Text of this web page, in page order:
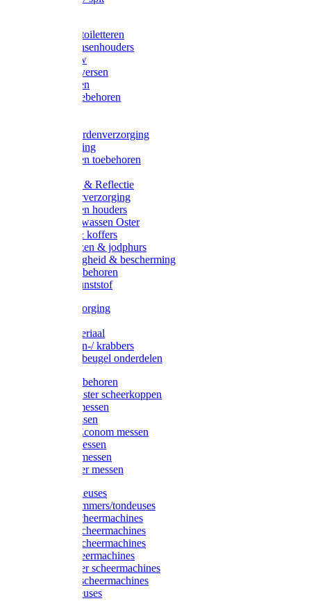
Poetsen & toiletteren
Zadel-/Trensenhouders
Halstertouw
Halsters diversen
Hoofdstellen
Zadel & toebehoren
Rapide paardenverzorging
Ruiter kleding
Hoofdstellen toebehoren
Verlichting & Reflectie
Rapide leerverzorging
Likstenen en houders
Poetsen & wassen Oster
Poetssets & koffers
Ruiter laarzen & jodphurs
Ruiter veiligheid & bescherming
Ruiter - toebehoren
Voerbak kunststof
Klauwverzorging
Injectiemateriaal
Hoefmessen-/ krabbers
Hoefbekapbeugel onderdelen
Messen toebehoren
Moser & Oster scheerkoppen
Hauptner messen
Liscop messen
Aesculap/Econom messen
Heiniger messen
Constanta messen
FarmClipper messen
Moser tondeuses
Overige trimmers/tondeuses
Heiniger scheermachines
Hauptner scheermachines
Aesculap scheermachines
Liscop scheermachines
FarmClipper scheermachines
Constanta scheermachines
Wahl tondeuses